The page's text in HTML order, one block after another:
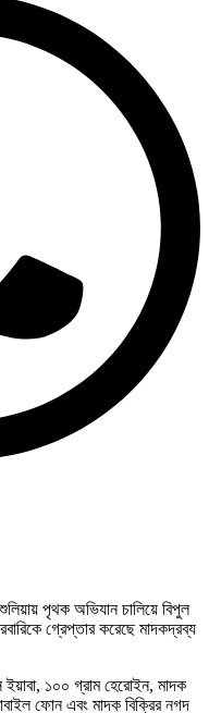
পৃথক অভিযান চালিয়ে বিপুল
গ্রেপ্তার করেছে মাদকদ্রব্য
১০০ গ্রাম হেরোইন, মাদক
ফোন এবং মাদক বিক্রির নগদ